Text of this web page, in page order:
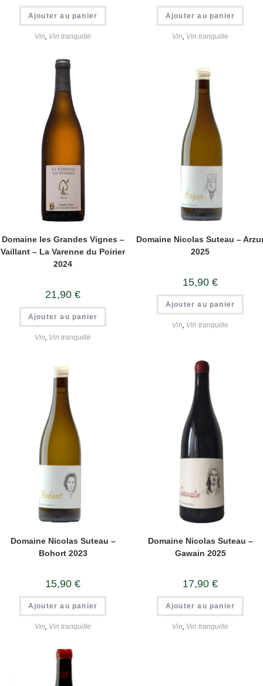
Ajouter au panier
Vin, Vin tranquille
Ajouter au panier
Vin, Vin tranquille
Domaine les Grandes Vignes –
Vaillant – La Varenne du Poirier
2024
21,90 €
Ajouter au panier
Vin, Vin tranquille
Domaine Nicolas Suteau –
2025
15,90 €
Ajouter au panier
Vin, Vin tranquille
Domaine Nicolas Suteau –
Bohort 2023
15,90 €
Ajouter au panier
Vin Vin tranquille
Domaine Nicolas Suteau –
Gawain 2025
17,90 €
Ajouter au panier
Vin Vin tranquille